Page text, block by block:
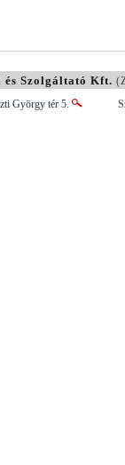
és Szolgáltató Kft.
György tér 5.